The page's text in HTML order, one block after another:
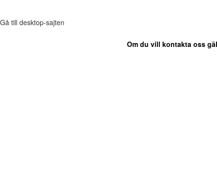
Gå till desktop-sajten
Om du vill kontakta oss